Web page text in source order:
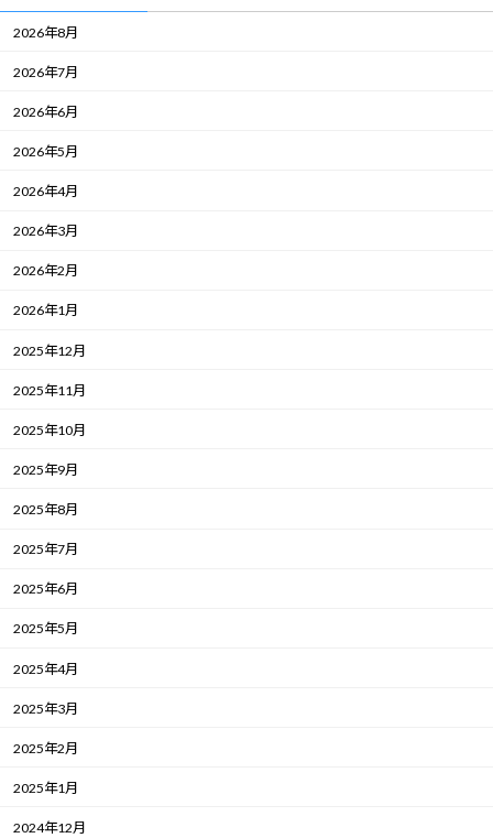
2026年8月
2026年7月
2026年6月
2026年5月
2026年4月
2026年3月
2026年2月
2026年1月
2025年12月
2025年11月
2025年10月
2025年9月
2025年8月
2025年7月
2025年6月
2025年5月
2025年4月
2025年3月
2025年2月
2025年1月
2024年12月